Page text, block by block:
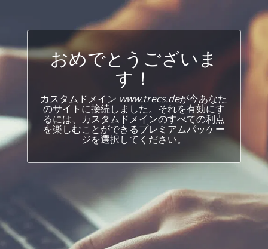
おめでとうございま
す！
カスタムドメイン www.trecs.deが今あなた
のサイトに接続しました。それを有効にす
るには、カスタムドメインのすべての利点
を楽しむことができるプレミアムパッケー
ジを選択してください。